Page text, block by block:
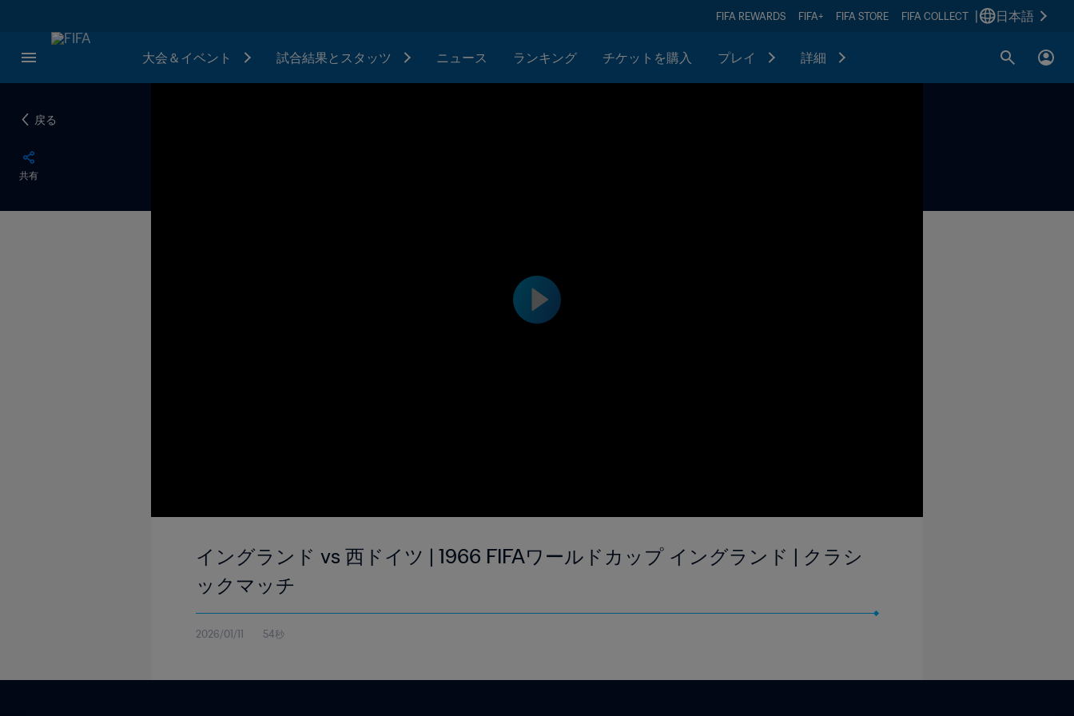
FIFA REWARDS FIFA+ FIFA STORE FIFA COLLECT 日本語
大会＆イベント 試合結果とスタッツ ニュース ランキング チケットを購入 プレイ 詳細
戻る
共有
イングランド vs 西ドイツ | 1966 FIFAワールドカップ イングランド | クラシ
ックマッチ
2026/01/11 54秒